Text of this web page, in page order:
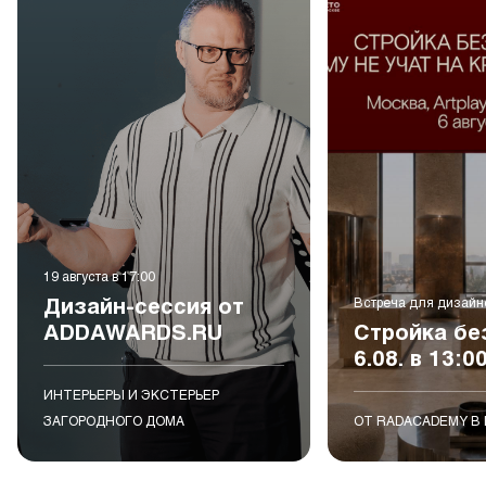
19 августа в 17:00
Дизайн-сессия от
ADDAWARDS.RU
ИНТЕРЬЕРЫ И ЭКСТЕРЬЕР
ЗАГОРОДНОГО ДОМА
Встреча для
Стройка
6.08. в
ОТ RADACADEMY